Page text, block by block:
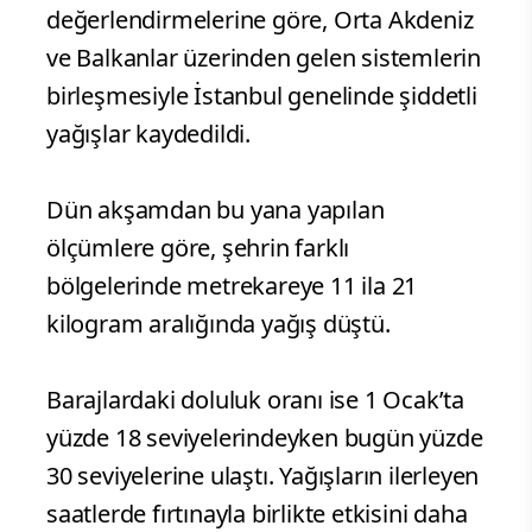
değerlendirmelerine göre, Orta Akdeniz
ve Balkanlar üzerinden gelen sistemlerin
birleşmesiyle İstanbul genelinde şiddetli
yağışlar kaydedildi.
Dün akşamdan bu yana yapılan
ölçümlere göre, şehrin farklı
bölgelerinde metrekareye 11 ila 21
kilogram aralığında yağış düştü.
Barajlardaki doluluk oranı ise 1 Ocak’ta
yüzde 18 seviyelerindeyken bugün yüzde
30 seviyelerine ulaştı. Yağışların ilerleyen
saatlerde fırtınayla birlikte etkisini daha